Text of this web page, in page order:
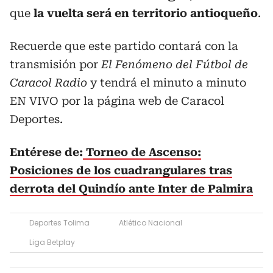
que la vuelta será en territorio antioqueño.
Recuerde que este partido contará con la
transmisión por El Fenómeno del Fútbol de
Caracol Radio y tendrá el minuto a minuto
EN VIVO por la página web de Caracol
Deportes.
Entérese de: Torneo de Ascenso:
Posiciones de los cuadrangulares tras
derrota del Quindío ante Inter de Palmira
Deportes Tolima
Atlético Nacional
Liga Betplay